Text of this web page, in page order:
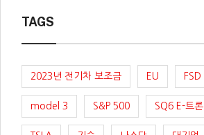
TAGS
2023년 전기차 보조금 EU FSD
model 3 S&P 500 SQ6 E-트론